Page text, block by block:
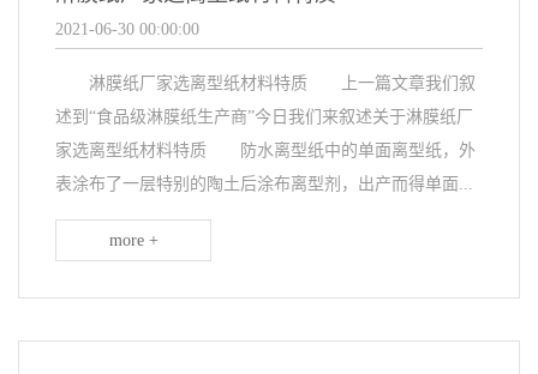
2021-06-30 00:00:00
淋膜纸厂家选离型纸材料特质 上一篇文章我们叙
述到“食品级淋膜纸生产商”今日我们来叙述关于淋膜纸厂
家选离型纸材料特质 防水离型纸中的单面离型纸，外
表涂布了一层特别的陶土后涂布离型剂，出产而得单面...
more +